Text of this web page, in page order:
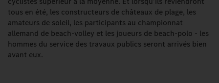
tous en été, les constructeurs de châteaux de plage, les
amateurs de soleil, les participants au championnat
allemand de beach-volley et les joueurs de beach-polo - les
hommes du service des travaux publics seront arrivés bien
avant eux.